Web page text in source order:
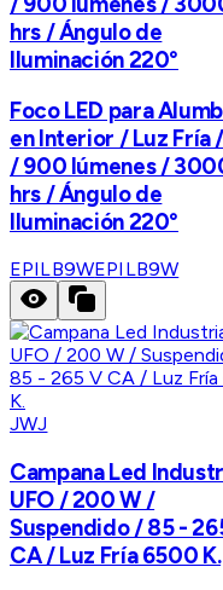
hrs / Ángulo de
Iluminación 220°
Foco LED para
en Interior / Luz Fría
/ 900 lúmenes /
hrs / Ángulo de
Iluminación 220°
EPILB9WEPILB9W
JWJ
Campana Led
UFO / 200 W /
Suspendido / 85 -
CA / Luz Fría 6500 K.